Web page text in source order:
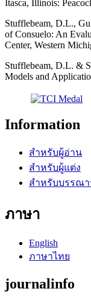
Itasca, Illinois:
Stufflebeam, D.L.,
of Consuelo: An
Center, Western
Stufflebeam, D.L. &
Models and
Information
สำหรับผู้อ่าน
สำหรับผู้แต่ง
สำหรับบรรณ
ภาษา
English
ภาษาไทย
journalinfo